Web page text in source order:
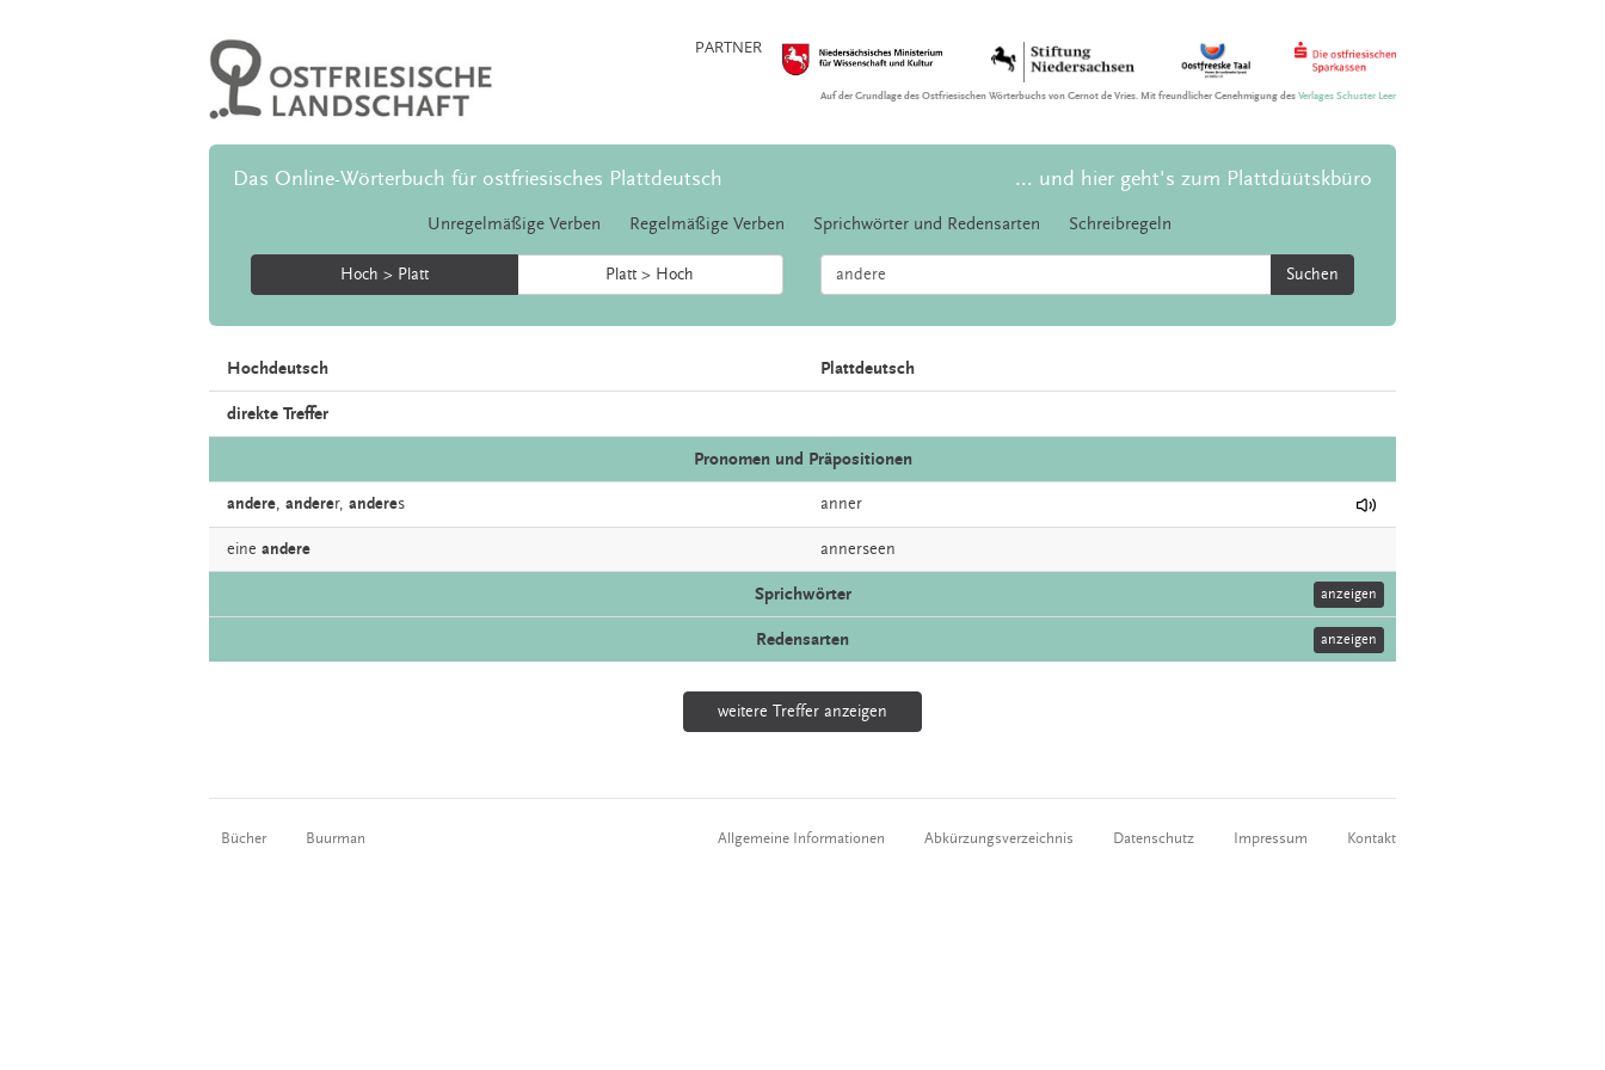
PARTNER
Auf der Grundlage des Ostfriesischen Wörterbuchs von Gernot de Vries. Mit freundlicher Genehmigung desVerlages Schuster Leer
Das Online-Wörterbuch für ostfriesisches Plattdeutsch ... und hier geht's zum Plattdüütskbüro
Unregelmäßige Verben Regelmäßige Verben Sprichwörter und Redensarten Schreibregeln
Hoch > Platt Platt > Hoch Suchen
Hochdeutsch Plattdeutsch
direkte Treffer
Pronomen und Präpositionen
andere, anderer, anderes anner
eine andere annerseen
Sprichwörter anzeigen
Redensarten anzeigen
weitere Treffer anzeigen
Bücher Buurman Allgemeine Informationen Abkürzungsverzeichnis Datenschutz Impressum Kontakt